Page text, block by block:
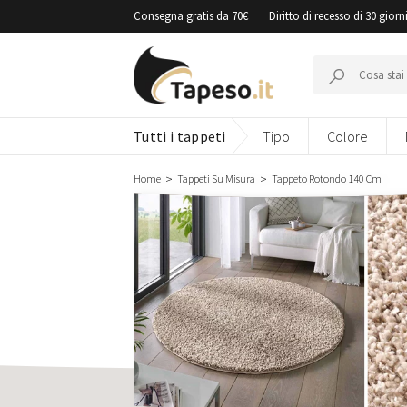
al
Consegna gratis da 70€ Diritto di recesso di 30 giorni
Tutti i tappeti Tipo Colore
Home Tappeti Su Misura Tappeto Rotondo 140 Cm